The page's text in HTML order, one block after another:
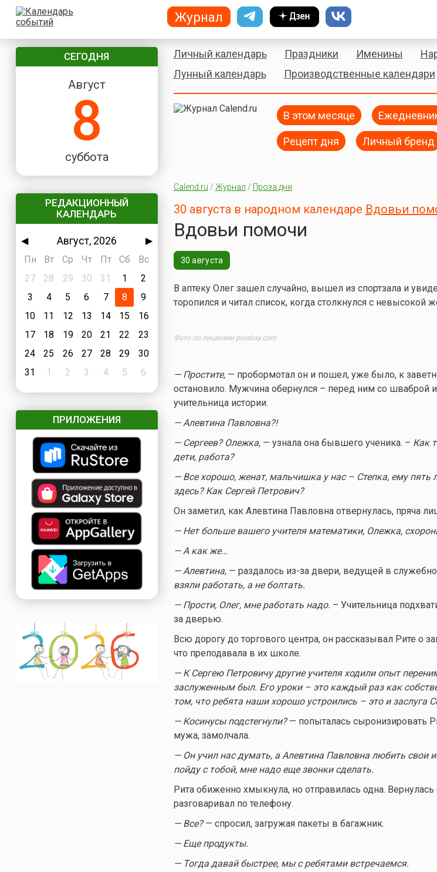
СЕГОДНЯ
Август
8
суббота
РЕДАКЦИОННЫЙ
КАЛЕНДАРЬ
◀ Август, 2026
▶
Пн
Вт Ср Чт Пт Сб
Вс
27
28 29 30 31 1
2
3
4 5 6 7 8
9
10
11 12 13 14 15
16
17
18 19 20 21 22
23
24
25 26 27 28 29
30
31
1 2 3 4 5 6
ПРИЛОЖЕНИЯ
Личный календарь Праздники Именины
Лунный календарь
Производственные календари
В этом месяце
Рецепт дня Личный бренд
Calend.ru / Журнал / Проза дня
30 августа в народном календаре Вдовьи
Вдовьи помочи
30 августа
В аптеку Олег зашел случайно, вышел из спортзала и
торопился и читал список, когда столкнулся с
Фото по лицензии pixabay.com
— Простите,— пробормотал он и пошел, уже было, к
остановило. Мужчина обернулся – перед ним со шваброй
учительница истории.
— Алевтина Павловна?!
— Сергеев? Олежка,— узнала она бывшего ученика. – Как
дети, работа?
— Все хорошо, женат, мальчишка у нас – Степка, ему пять
здесь? Как Сергей Петрович?
Он заметил, как Алевтина Павловна отвернулась, пряча
— Нет больше вашего учителя математики, Олежка,
— А как же…
— Алевтина,— раздалось из-за двери, ведущей в
взяли работать, а не болтать.
— Прости, Олег, мне работать надо. – Учительница
за дверью.
Всю дорогу до торгового центра, он рассказывал Рите о
что преподавала в их школе.
— К Сергею Петровичу другие учителя ходили опыт
заслуженным был. Его уроки – это каждый раз как
том, что ребята наши хорошо устроились – это и заслуга
— Косинусы подстегнули?— попыталась сыронизировать
мужа, замолчала.
— Он учил нас думать, а Алевтина Павловна любить свои
пойду с тобой, мне надо еще звонки сделать.
Рита обиженно хмыкнула, но отправилась одна.
разговаривал по телефону.
— Все?— спросил, загружая пакеты в багажник.
— Еще продукты.
— Тогда давай быстрее, мы с ребятами встречаемся.
Журнал